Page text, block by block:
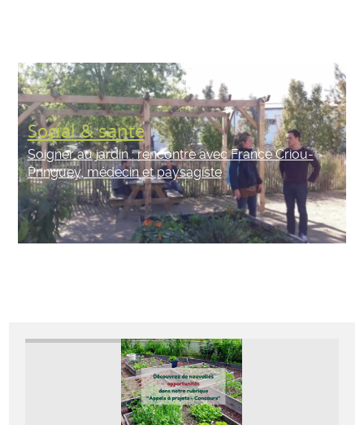
Soigner au jardin : rencontre avec France Criou-
Pringuey, médecin et paysagiste
Social & santé